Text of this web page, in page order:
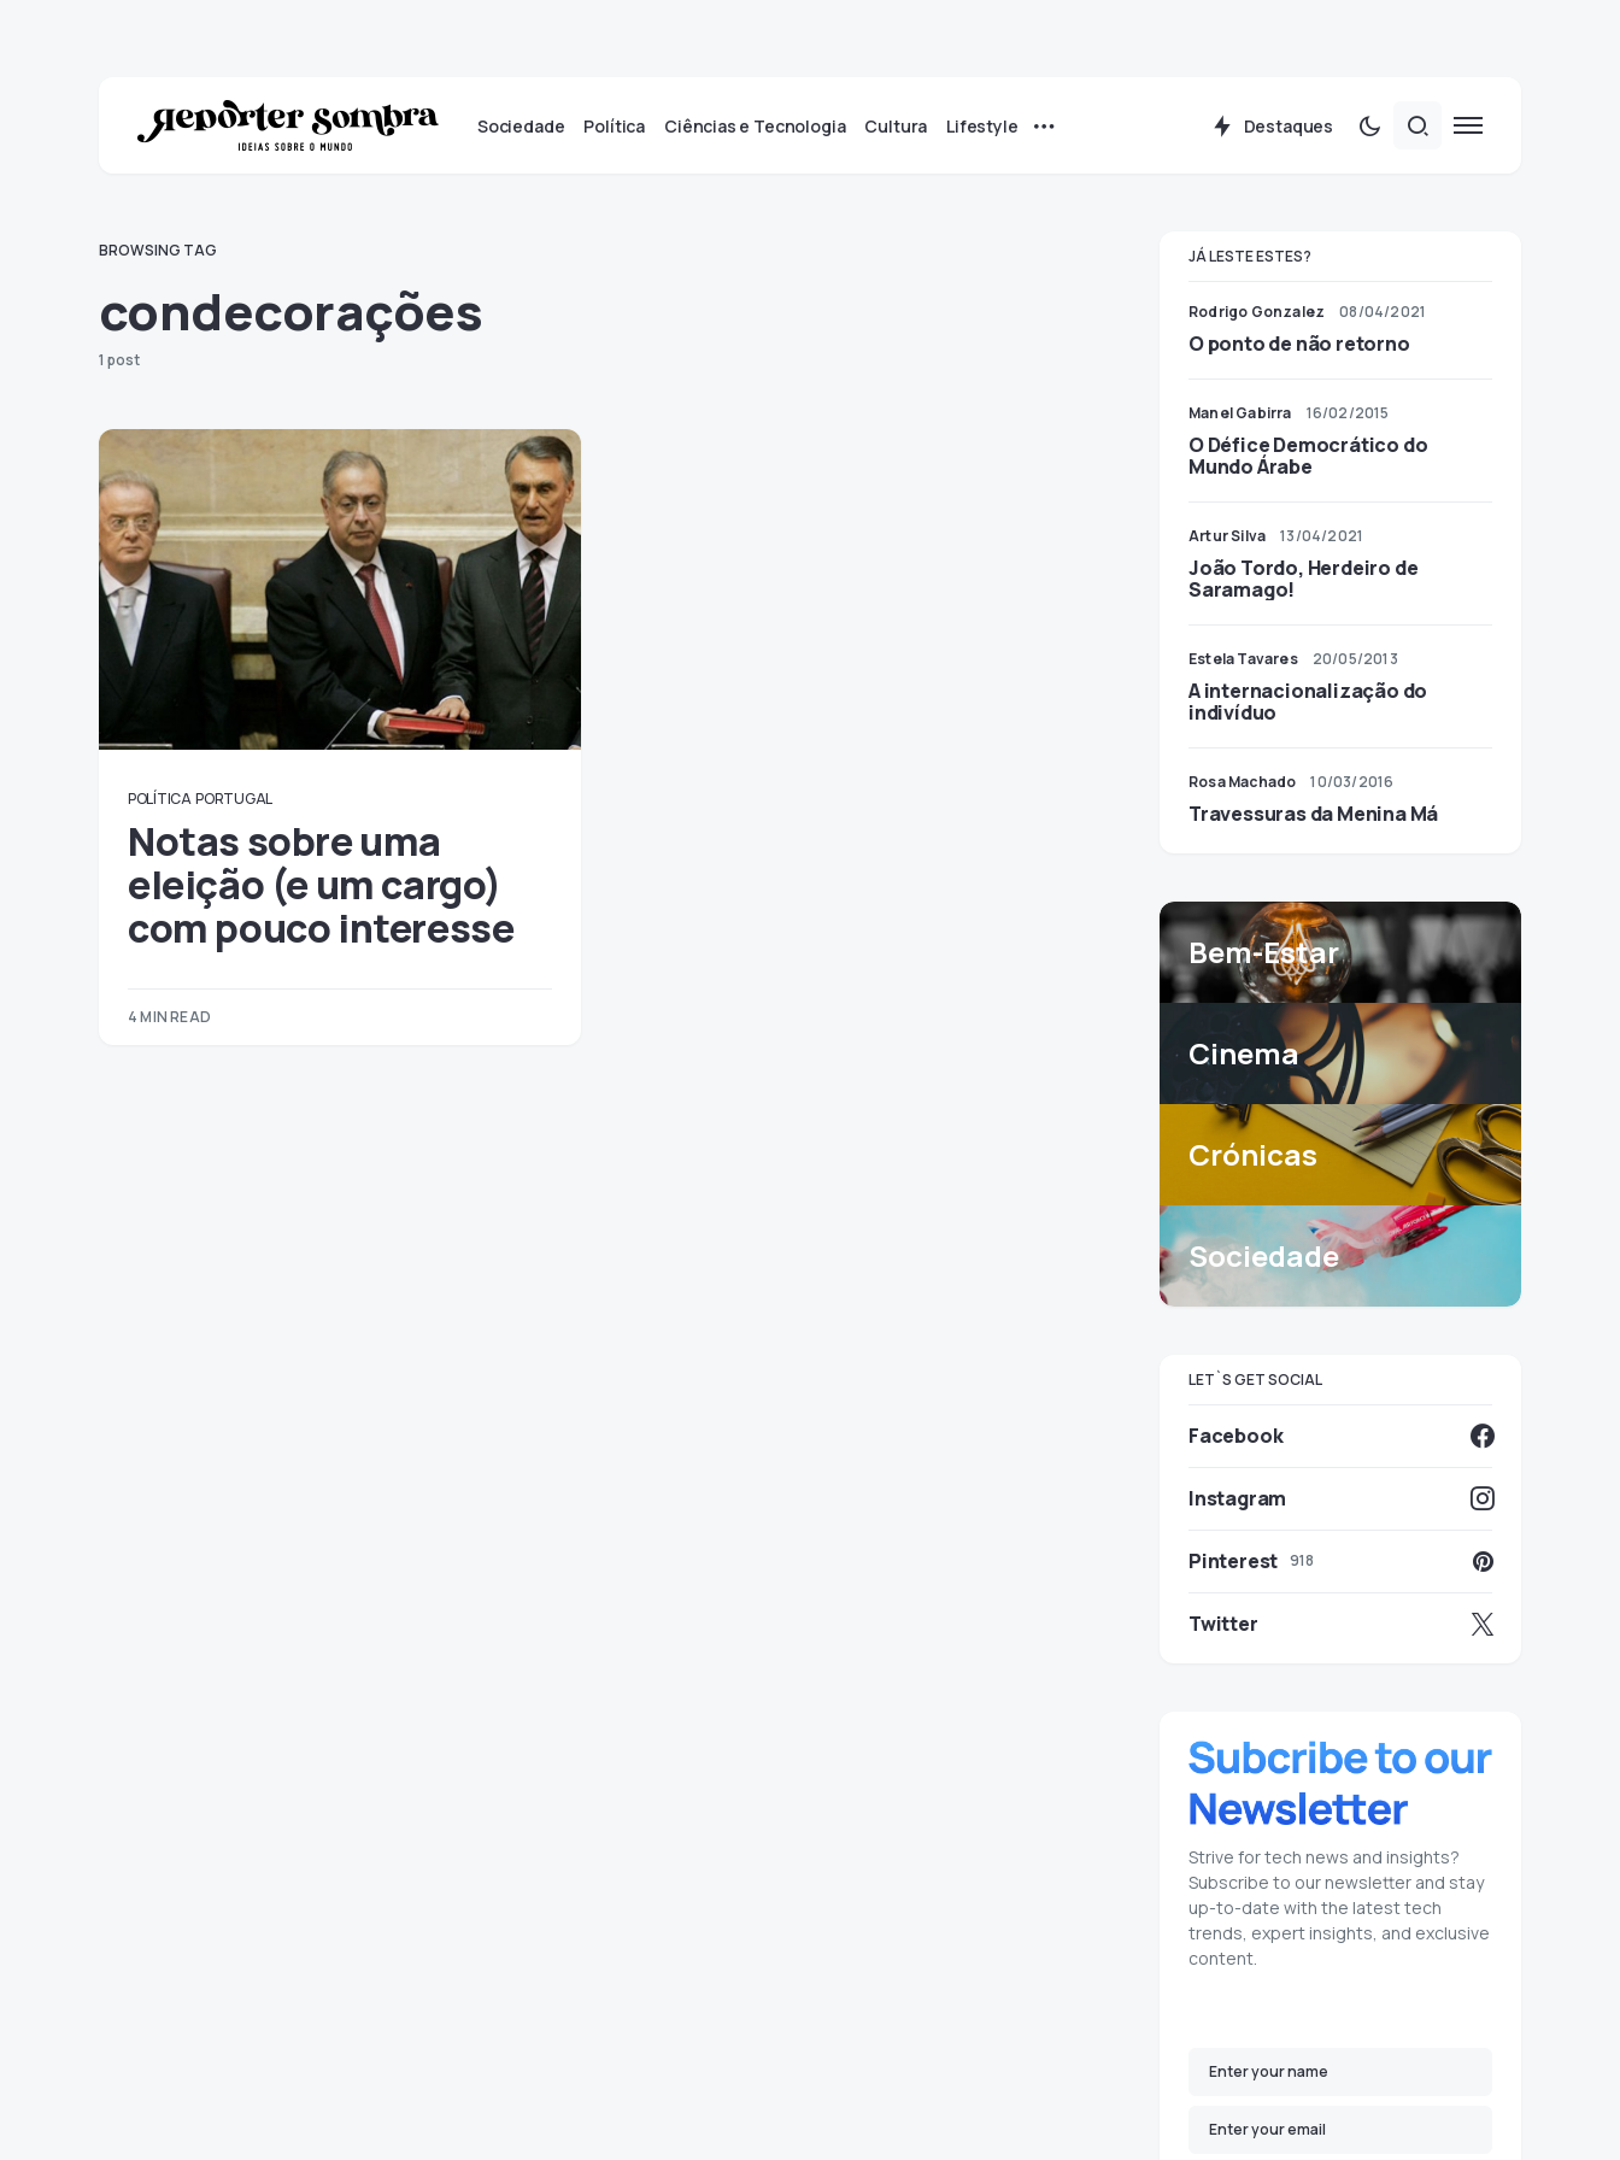
Sociedade Política Ciências e Tecnologia Cultura Lifestyle Destaques
BROWSING TAG
condecorações
1 post
POLÍTICA PORTUGAL
Notas sobre uma
eleição (e um cargo)
com pouco interesse
4 MIN READ
JÁ LESTE ESTES?
Rodrigo Gonzalez 08/04/2021
O ponto de não retorno
Manel Gabirra 16/02/2015
O Défice Democrático do
Mundo Árabe
Artur Silva 13/04/2021
João Tordo, Herdeiro de
Saramago!
Estela Tavares 20/05/2013
A internacionalização do
indivíduo
Rosa Machado 10/03/2016
Travessuras da Menina Má
Bem-Estar
Cinema
Crónicas
Sociedade
LET`S GET SOCIAL
Facebook
Instagram
Pinterest 918
Twitter
Strive for tech news and insights?
Subscribe to our newsletter and stay
up-to-date with the latest tech
trends, expert insights, and exclusive
content.